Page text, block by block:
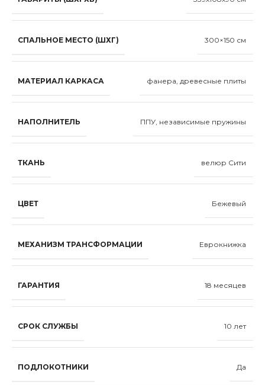
СПАЛЬНОЕ МЕСТО (ШХГ) 300×150 см
МАТЕРИАЛ КАРКАСА фанера, древесные плиты
НАПОЛНИТЕЛЬ ППУ, независимые пружины
ТКАНЬ велюр Сити
ЦВЕТ Бежевый
МЕХАНИЗМ ТРАНСФОРМАЦИИ Еврокнижка
ГАРАНТИЯ 18 месяцев
СРОК СЛУЖБЫ 10 лет
ПОДЛОКОТНИКИ Да